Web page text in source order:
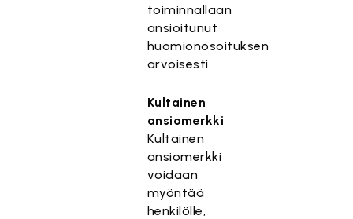
toiminnallaan
ansioitunut
huomionosoituksen
arvoisesti.
Kultainen
ansiomerkki
Kultainen
ansiomerkki
voidaan
myöntää
henkilölle,